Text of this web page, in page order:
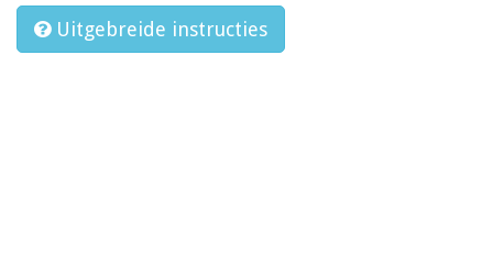
Uitgebreide instructies